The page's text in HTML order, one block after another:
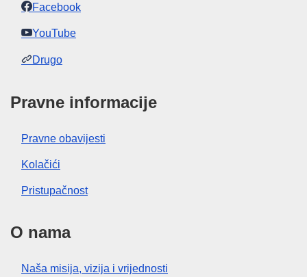
Facebook
YouTube
Drugo
Pravne informacije
Pravne obavijesti
Kolačići
Pristupačnost
O nama
Naša misija, vizija i vrijednosti